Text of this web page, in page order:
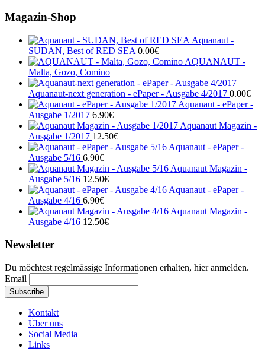
Magazin-Shop
Aquanaut -
SUDAN, Best of RED SEA 0.00€
AQUANAUT -
Malta, Gozo, Comino
Aquanaut-next generation - ePaper - Ausgabe 4/2017 0.00€
Aquanaut - ePaper -
Ausgabe 1/2017 6.90€
Aquanaut Magazin -
Ausgabe 1/2017 12.50€
Aquanaut - ePaper -
Ausgabe 5/16 6.90€
Aquanaut Magazin -
Ausgabe 5/16 12.50€
Aquanaut - ePaper -
Ausgabe 4/16 6.90€
Aquanaut Magazin -
Ausgabe 4/16 12.50€
Newsletter
Du möchtest regelmässige Informationen erhalten, hier anmelden.
Email
Kontakt
Über uns
Social Media
Links